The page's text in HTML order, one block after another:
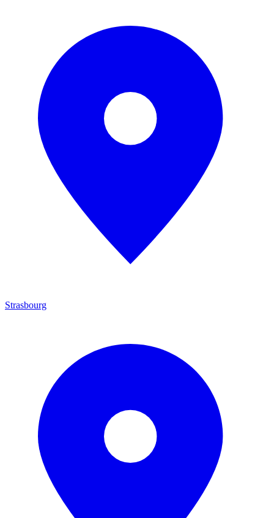
Strasbourg